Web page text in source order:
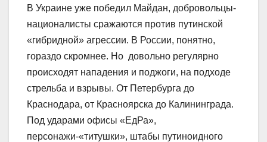
В Украине уже победил Майдан, добровольцы-
националисты сражаются против путинской
«гибридной» агрессии. В России, понятно,
гораздо скромнее. Но довольно регулярно
происходят нападения и поджоги, на подходе
стрельба и взрывы. От Петербурга до
Краснодара, от Красноярска до Калининграда.
Под ударами офисы «ЕдРа»,
персонажи-«титушки», штабы путиноидного